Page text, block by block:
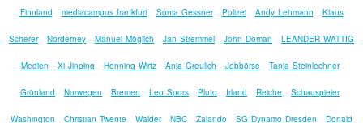
Finnland mediacampus frankfurt Sonia Gessner Polizei Andy Lehmann Klaus
Scherer Norderney Manuel Möglich Jan Stremmel John Doman LEANDER WATTIG
Medien Xi Jinping Henning Wirtz Anja Greulich Jobbörse Tanja Steinlechner
Grönland Norwegen Bremen Leo Spors Pluto Irland Reiche Schauspieler
Washington Christian Twente Wälder NBC Zalando SG Dynamo Dresden Donald